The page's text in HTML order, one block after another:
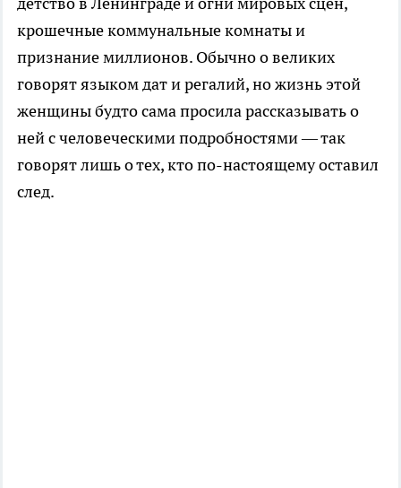
крошечные коммунальные комнаты и
признание миллионов. Обычно о великих
говорят языком дат и регалий, но жизнь этой
женщины будто сама просила рассказывать о
ней с человеческими подробностями — так
говорят лишь о тех, кто по-настоящему оставил
след.